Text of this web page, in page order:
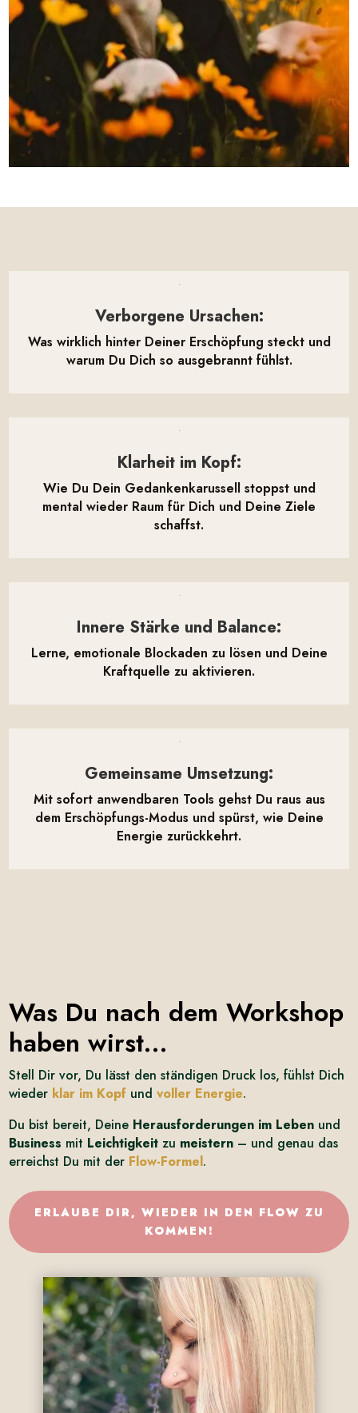
Verborgene Ursachen:
Was wirklich hinter Deiner Erschöpfung steckt und
warum Du Dich so ausgebrannt fühlst.
Klarheit im Kopf:
Wie Du Dein Gedankenkarussell stoppst und
mental wieder Raum für Dich und Deine Ziele
schaffst.
Innere Stärke und Balance:
Lerne, emotionale Blockaden zu lösen und Deine
Kraftquelle zu aktivieren.
Gemeinsame Umsetzung:
Mit sofort anwendbaren Tools gehst Du raus aus
dem Erschöpfungs-Modus und spürst, wie Deine
Energie zurückkehrt.
Was Du nach dem Workshop
haben wirst…
Stell Dir vor, Du lässt den ständigen Druck los, fühlst Dich
wieder klar im Kopf undvoller Energie.
Du bist bereit, Deine Herausforderungen im Leben und
Business mit Leichtigkeit zu meistern – und genau das
erreichst Du mit der Flow-Formel.
ERLAUBE DIR, WIEDER IN DEN FLOW ZU
KOMMEN!